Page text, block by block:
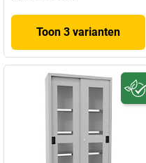
Toon 3 varianten